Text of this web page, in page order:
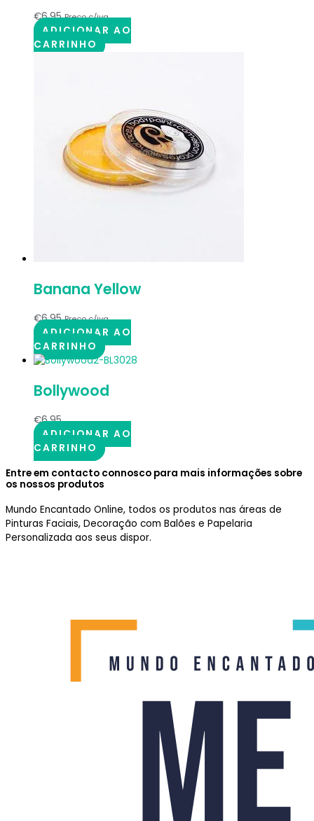
€6.95 Preço c/iva
ADICIONAR AO
CARRINHO
Banana Yellow
€6.95 Preço c/iva
ADICIONAR AO
CARRINHO
Bollywood
€6.95
ADICIONAR AO
CARRINHO
Entre em contacto connosco para mais informações sobre
os nossos produtos
Mundo Encantado Online, todos os produtos nas áreas de
Pinturas Faciais, Decoração com Balões e Papelaria
Personalizada aos seus dispor.